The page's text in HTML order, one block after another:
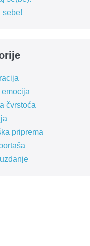
sebe!
emocija
čvrstoća
priprema